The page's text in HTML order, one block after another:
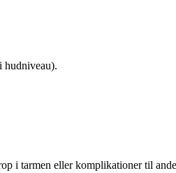
hudniveau).
i tarmen eller komplikationer til